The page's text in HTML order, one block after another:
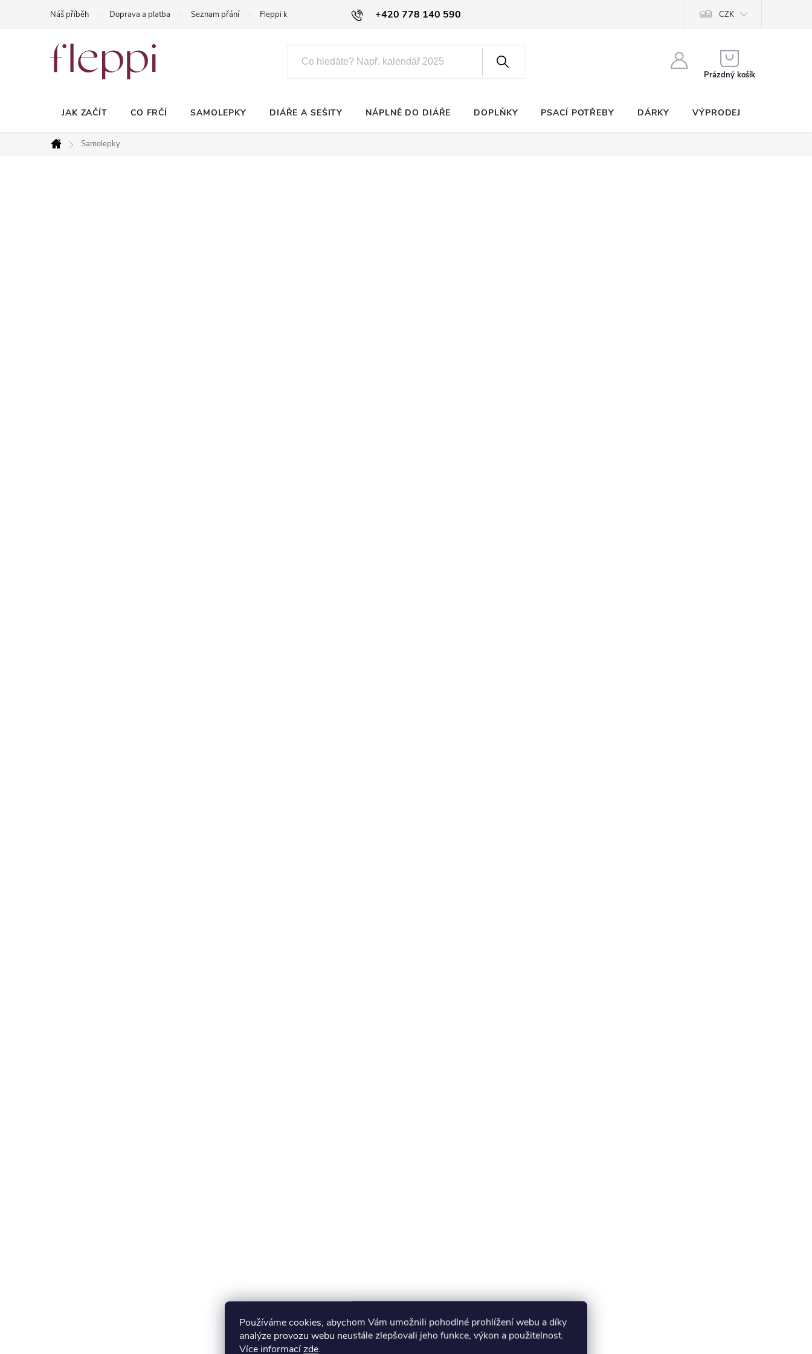
Používáme cookies, abychom Vám umožnili pohodlné prohlížení webu a díky
analýze provozu webu neustále zlepšovali jeho funkce, výkon a použitelnost.
Více informacízde.
+420 778 140 590
Náš příběh Doprava a platba Seznam přání Fleppi klub CZK
KOŠÍK
Prázdný košík
JAK ZAČÍT CO FRČÍ SAMOLEPKY DIÁŘE A SEŠITY NÁPLNĚ DO DIÁŘE DOPLŇKY PSACÍ POTŘEBY DÁRKY VÝPRODEJ
Domů
Samolepky